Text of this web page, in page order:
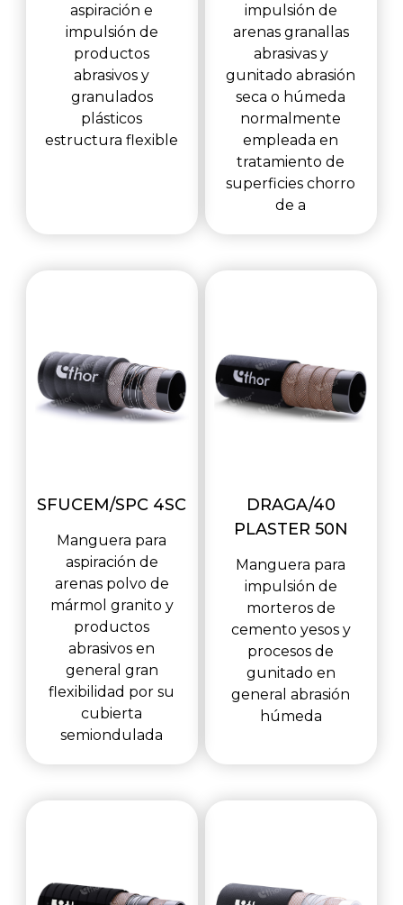
aspiración e
impulsión de
productos
abrasivos y
granulados
plásticos
estructura flexible
impulsión de
arenas granallas
abrasivas y
gunitado abrasión
seca o húmeda
normalmente
empleada en
tratamiento de
superficies chorro
de a
SFUCEM/SPC 4SC
Manguera para
aspiración de
arenas polvo de
mármol granito y
productos
abrasivos en
general gran
flexibilidad por su
cubierta
semiondulada
DRAGA/40
PLASTER 50N
Manguera para
impulsión de
morteros de
cemento yesos y
procesos de
gunitado en
general abrasión
húmeda